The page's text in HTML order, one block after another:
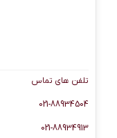
تلفن های تماس
021-88934504
021-88934913